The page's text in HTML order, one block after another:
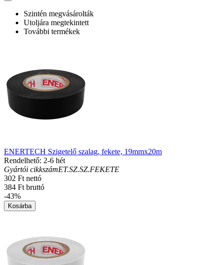
Szintén megvásárolták
Utoljára megtekintett
További termékek
ENERTECH Szigetelő szalag, fekete, 19mmx20m
Rendelhető: 2-6 hét
Gyártói cikkszámET.SZ.SZ.FEKETE
302 Ft nettó
384 Ft bruttó
-43%
Kosárba